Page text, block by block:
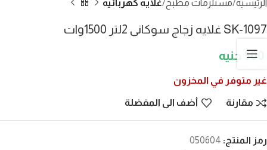
الرئيسية مستلزمات مطبخ غلايه كهربائيه
SK-1097 غلايه زجاج سوكانى 2لتر 1500وات
500
غير متوفر في المخزون
مقارنة أضف الى المفضلة
رمز المنتج: 050604